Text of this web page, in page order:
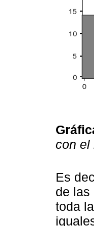
con el
Es
de las
toda